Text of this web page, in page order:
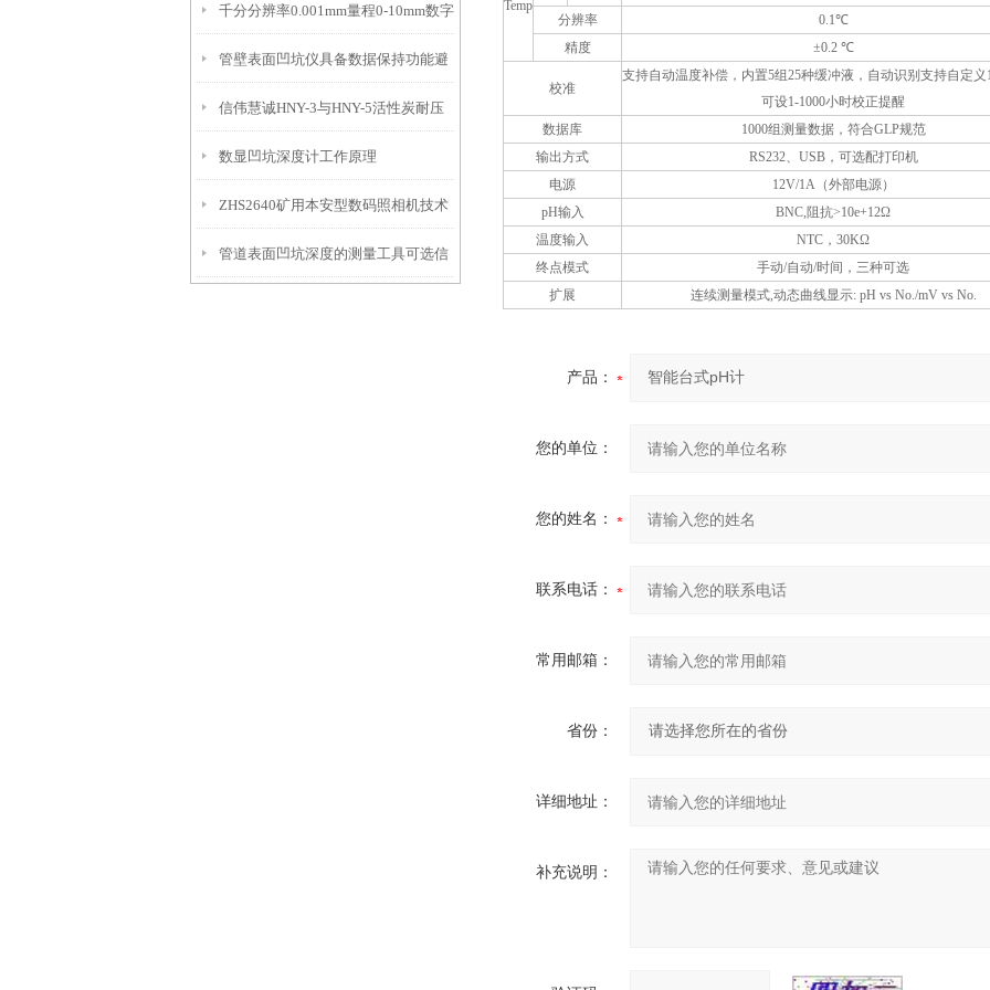
10mm！
特点
千分分辨率0.001mm量程0-10mm数字
埋头度仪技术参数！
管壁表面凹坑仪具备数据保持功能避
免测试过程中测针移动导致数据变动
信伟慧诚HNY-3与HNY-5活性炭耐压
强度测定仪技术参数！
数显凹坑深度计工作原理
ZHS2640矿用本安型数码照相机技术
参数！
管道表面凹坑深度的测量工具可选信
Temp
分辨率
0.1℃
精度
±0.2 ℃
校准
支持自动温度补偿，内置5组25种缓冲液，自动识别支持自定义
可设1-1000小时校正提醒
数据库
1000组测量数据，符合GLP规范
输出方式
RS232、 USB，可选配打印机
电源
12V/1A（外部电源）
pH输入 BNC, 阻抗>10e+12Ω
温度输入
NTC ， 30KΩ
终点模式
手动/自动/时间，三种可选
扩展
连续测量模式,动态曲线显示: pH vs No./mV vs No.
产品：
您的单位：
您的姓名：
联系电话：
常用邮箱：
省份：
详细地址：
补充说明：